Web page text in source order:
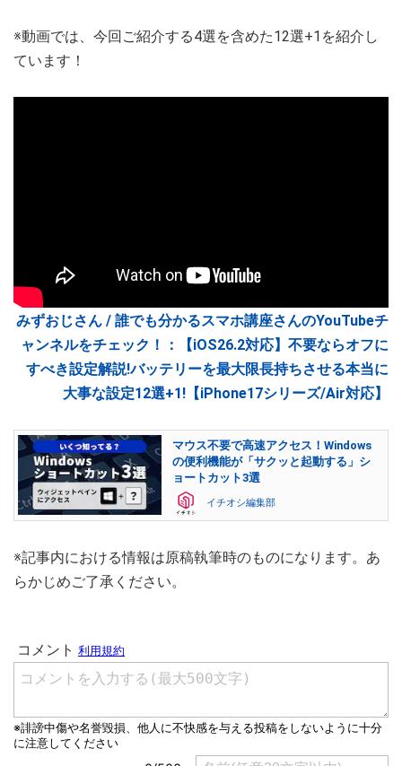
※動画では、今回ご紹介する4選を含めた12選+1を紹介し
ています！
みずおじさん / 誰でも分かるスマホ講座さんのYouTubeチ
ャンネルをチェック！：【iOS26.2対応】不要ならオフに
すべき設定解説!バッテリーを最大限長持ちさせる本当に
大事な設定12選+1!【iPhone17シリーズ/Air対応】
マウス不要で高速アクセス！Windows
の便利機能が「サクッと起動する」シ
ョートカット3選
イチオシ編集部
※記事内における情報は原稿執筆時のものになります。あ
らかじめご了承ください。